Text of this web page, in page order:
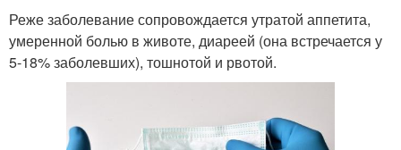
Реже заболевание сопровождается утратой аппетита,
умеренной болью в животе, диареей (она встречается у
5-18% заболевших), тошнотой и рвотой.